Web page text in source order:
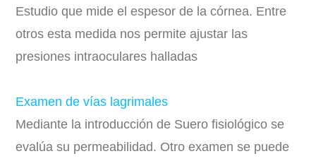
Estudio que mide el espesor de la córnea. Entre
otros esta medida nos permite ajustar las
presiones intraoculares halladas
Examen de vías lagrimales
Mediante la introducción de Suero fisiológico se
evalúa su permeabilidad. Otro examen se puede